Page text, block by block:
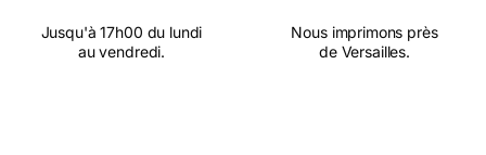
Jusqu'à 17h00 du lundi
au vendredi.
Nous imprimons près
de Versailles.